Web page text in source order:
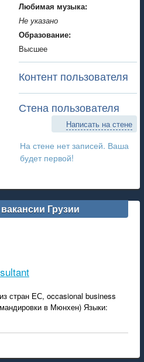
Любимая музыка:
Не указано
Образование:
Высшее
Контент пользователя
Стена пользователя
Написать на стене
На стене нет записей. Ваша
будет первой!
Грузии
стран ЕС, occasional business
в Мюнхен) Языки: